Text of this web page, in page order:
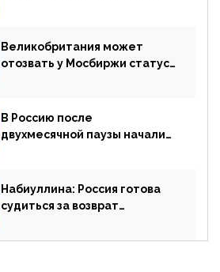
апреля
Великобритания может
отозвать у Мосбиржи статус
В Россию после
двухмесячной паузы начали
Набиуллина: Россия готова
судиться за возврат
страны